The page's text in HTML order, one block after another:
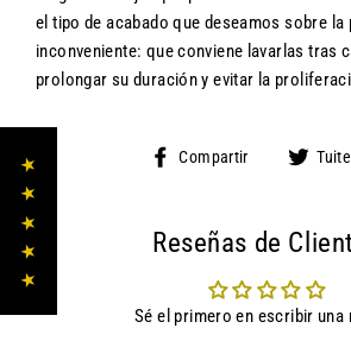
el tipo de acabado que deseamos sobre la
inconveniente: que conviene lavarlas tras
prolongar su duración y evitar la
Compartir
Compartir
Reseñas de
Sé el primero en escribir una
★ ★ ★ ★ ★